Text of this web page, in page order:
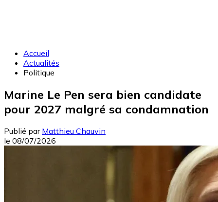
Accueil
Actualités
Politique
Marine Le Pen sera bien candidate
pour 2027 malgré sa condamnation
Publié par Matthieu Chauvin
le 08/07/2026